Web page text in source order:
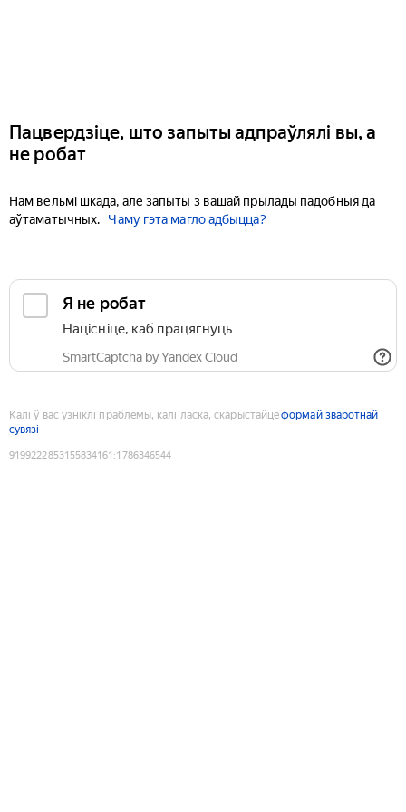
Пацвердзіце, што запыты адпраўлялі вы, а
не робат
Нам вельмі шкада, але запыты з вашай прылады падобныя да
аўтаматычных.
Чаму гэта магло адбыцца?
Я не робат
Націсніце, каб працягнуць
SmartCaptcha by Yandex Cloud
Калі ў вас узніклі праблемы, калі ласка, скарыстайцеформай зваротнай
сувязі
9199222853155834161 :1786346544